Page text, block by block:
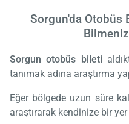
Sorgun'da Otobüs
Sorgun otobüs bileti
tanımak adına araştırma
Eğer bölgede uzun süre
araştırarak kendinize bir yer